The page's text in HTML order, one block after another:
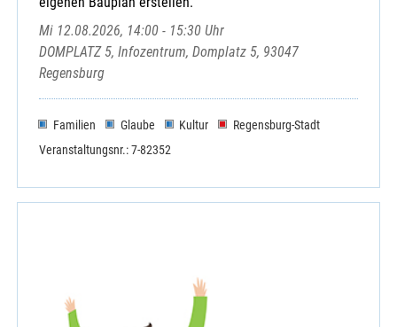
Mi 12.08.2026, 14:00 - 15:30 Uhr
DOMPLATZ 5, Infozentrum, Domplatz 5, 93047
Regensburg
Familien Glaube Kultur
Regensburg-Stadt
Veranstaltungsnr.: 7-82352